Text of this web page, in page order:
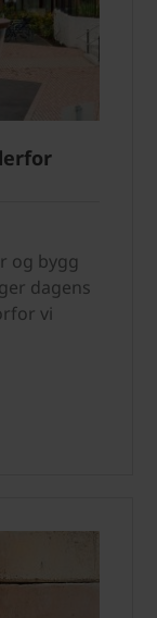
og bygg
dagens
vi